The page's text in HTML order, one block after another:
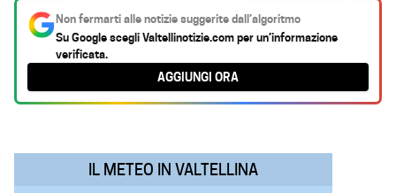
c
e
b
o
t
s
A
k
e
d
e
g
r
a
i
l
Non fermarti alle notizie suggerite dall’algoritmo
Su Google scegliValtellinotizie.comper un’informazione
verificata.
AGGIUNGI ORA
IL METEO IN VALTELLINA